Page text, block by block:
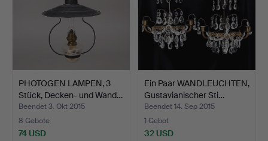
PHOTOGEN LAMPEN, 3
Stück, Decken- und Wand…
Beendet 3. Okt 2015
8 Gebote
74 USD
Ein Paar WANDLEUCHTEN,
Gustavianischer Sti…
Beendet 14. Sep 2015
1 Gebot
32 USD